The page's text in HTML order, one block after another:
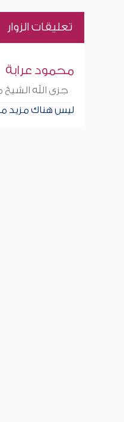
تعليقات الزوار
محمود عرابة
جزى الله
ليس هناك مزيد من